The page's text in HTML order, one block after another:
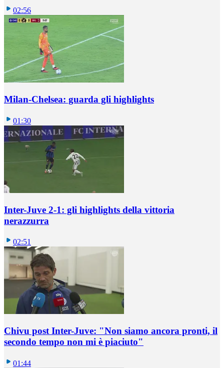
02:56
Milan-Chelsea: guarda gli highlights
01:30
Inter-Juve 2-1: gli highlights della vittoria
nerazzurra
02:51
Chivu post Inter-Juve: "Non siamo ancora pronti, il
secondo tempo non mi è piaciuto"
01:44